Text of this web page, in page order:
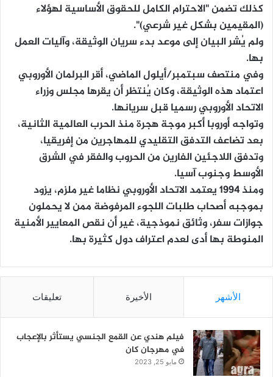
كذلك تضمن "الاحترام الكامل للحقوق الأساسية لهؤلاء
(المقيمين بشكل غير شرعي)".
ولم يُشر البيان إلى موعد بدء سريان الوثيقة، وآليات العمل
بها.
وفي منتصف سبتمبر/أيلول الماضي، أقر البرلمان الأوروبي
اعتماد هذه الوثيقة، وكان يُنتظر أن يقرها مجلس وزراء
الاتحاد الأوروبي رسميا قبل سريانها.
وتواجه أوروبا أكبر موجة هجرة منذ الحرب العالمية الثانية،
بعد تضاعف التدفق التقليدي للمهاجرين من إفريقيا،
وتدفق اللاجئين الفارين من الحروب والفقر في الشرق
الأوسط وجنوب آسيا.
ومنذ 1994 يعتمد الاتحاد الأوروبي نظاما غير ملزم، يزود
بموجبه أصحاب طلبات اللجوء المرفوضة ممن لا يحملون
جوازات سفر، وثائق نموذجية، غير أن نقص المعايير الأمنية
المنوطة بها أدى لعدم اعتراف دول كثيرة بها.
الأشهر الأخيرة تعليقات
فيلم هندي عن القمع الجنسي يستأثر بالإعجاب
في مهرجان كان
مايو 25, 2023